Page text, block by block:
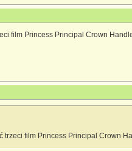
film Princess Principal Crown
trzeci film Princess Principal Crown